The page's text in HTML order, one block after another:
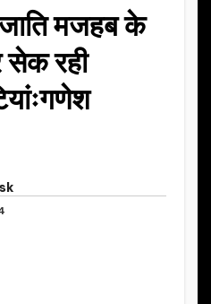
मजहब के
सेक रही